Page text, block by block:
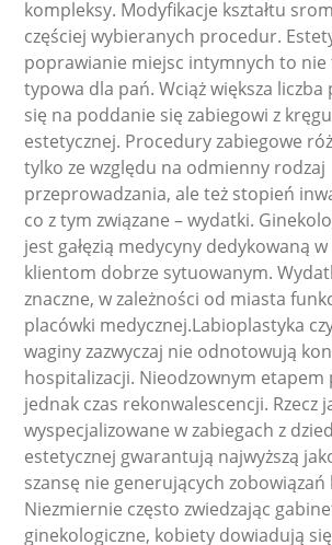
kompleksy. Modyfikacje kształtu
częściej wybieranych procedur.
poprawianie miejsc intymnych to nie
typowa dla pań. Wciąż większa
się na poddanie się zabiegowi z
estetycznej. Procedury zabiegowe
tylko ze względu na odmienny rodzaj
przeprowadzania, ale też stopień
co z tym związane – wydatki.
jest gałęzią medycyny dedykowaną
klientom dobrze sytuowanym.
znaczne, w zależności od miasta
placówki medycznej.Labioplastyka
waginy zazwyczaj nie odnotowują
hospitalizacji. Nieodzownym etapem
jednak czas rekonwalescencji. Rzecz
wyspecjalizowane w zabiegach z
estetycznej gwarantują najwyższą
szansę nie generujących
Niezmiernie często zwiedzając
ginekologiczne, kobiety dowiadują